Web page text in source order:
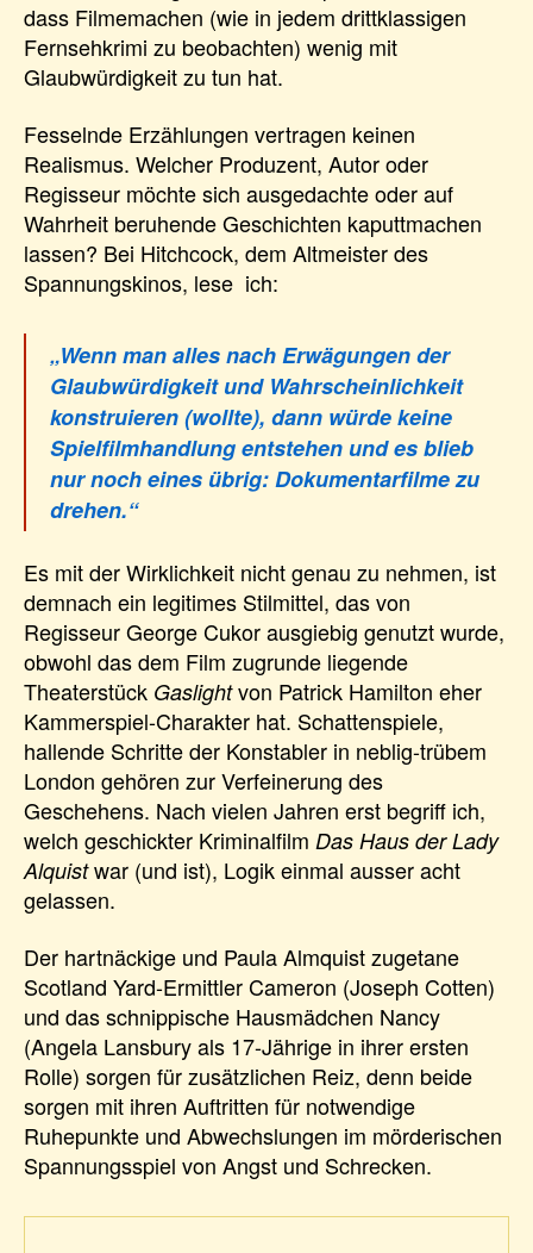
dass Filmemachen (wie in jedem drittklassigen
Fernsehkrimi zu beobachten) wenig mit
Glaubwürdigkeit zu tun hat.
Fesselnde Erzählungen vertragen keinen
Realismus. Welcher Produzent, Autor oder
Regisseur möchte sich ausgedachte oder auf
Wahrheit beruhende Geschichten kaputtmachen
lassen? Bei Hitchcock, dem Altmeister des
Spannungskinos, lese ich:
„Wenn man alles nach Erwägungen der
Glaubwürdigkeit und Wahrscheinlichkeit
konstruieren (wollte), dann würde keine
Spielfilmhandlung entstehen und es blieb
nur noch eines übrig: Dokumentarfilme zu
drehen.“
Es mit der Wirklichkeit nicht genau zu nehmen, ist
demnach ein legitimes Stilmittel, das von
Regisseur George Cukor ausgiebig genutzt wurde,
obwohl das dem Film zugrunde liegende
Theaterstück Gaslightvon Patrick Hamilton eher
Kammerspiel-Charakter hat. Schattenspiele,
hallende Schritte der Konstabler in neblig-trübem
London gehören zur Verfeinerung des
Geschehens. Nach vielen Jahren erst begriff ich,
welch geschickter Kriminalfilm Das Haus der Lady
Alquistwar (und ist), Logik einmal ausser acht
gelassen.
Der hartnäckige und Paula Almquist zugetane
Scotland Yard-Ermittler Cameron (Joseph Cotten)
und das schnippische Hausmädchen Nancy
(Angela Lansbury als 17-Jährige in ihrer ersten
Rolle) sorgen für zusätzlichen Reiz, denn beide
sorgen mit ihren Auftritten für notwendige
Ruhepunkte und Abwechslungen im mörderischen
Spannungsspiel von Angst und Schrecken.